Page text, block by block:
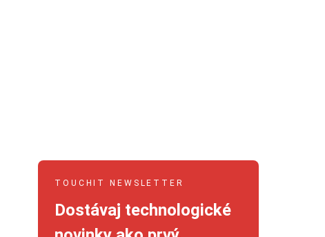
TOUCHIT NEWSLETTER
Dostávaj technologické